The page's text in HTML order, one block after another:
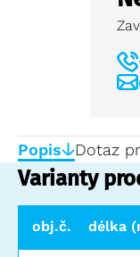
Popis Dotaz
Varianty
obj.č. délka